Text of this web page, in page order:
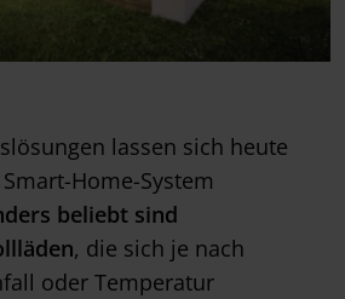
lassen sich heute
Home-System
beliebt sind
, die sich je nach
oder Temperatur